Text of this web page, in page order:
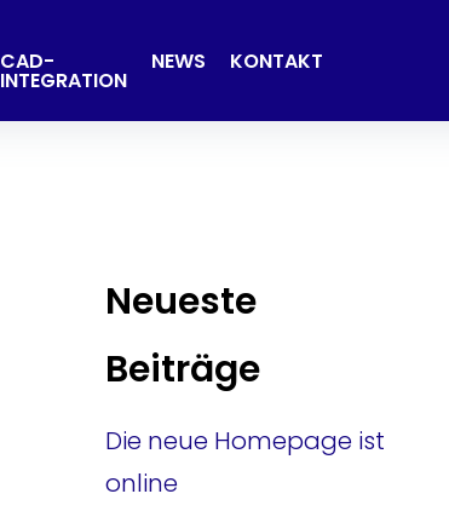
CAD-
INTEGRATION
NEWS KONTAKT
Neueste
Beiträge
Die neue Homepage ist
online